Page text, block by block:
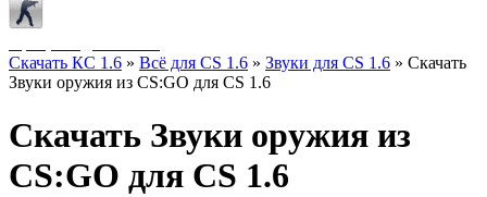
Скачать КС 1.6 » Всё для CS 1.6 » Звуки для CS 1.6 » Скачать
Звуки оружия из CS:GO для CS 1.6
Скачать Звуки оружия из
CS:GO для CS 1.6